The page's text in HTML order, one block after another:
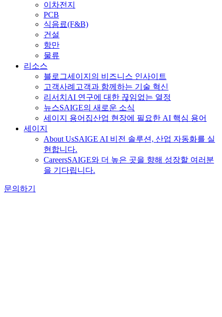
이차전지
PCB
식음료(F&B)
건설
항만
물류
리소스
블로그세이지의 비즈니스 인사이트
고객사례 고객과 함께하는 기술 혁신
리서치 AI 연구에 대한 끊임없는 열정
뉴스SAIGE의 새로운 소식
세이지 용어집산업 현장에 필요한 AI 핵심 용어
세이지
About UsSAIGE AI 비전 솔루션, 산업 자동화를 실
현합니다.
CareersSAIGE와 더 높은 곳을 향해 성장할 여러분
을 기다립니다.
문의하기